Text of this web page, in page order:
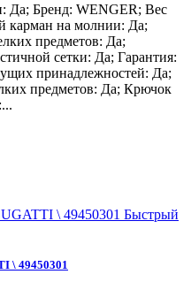
Да; Бренд: WENGER; Вес
карман на молнии: Да;
предметов: Да;
сетки: Да; Гарантия:
принадлежностей: Да;
предметов: Да; Крючок
Быстрый
\ 49450301